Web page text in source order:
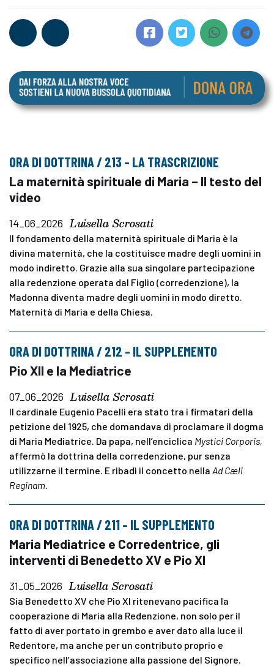
ORA DI DOTTRINA / 213 – LA TRASCRIZIONE
La maternità spirituale di Maria – Il testo del
video
14_06_2026 Luisella Scrosati
Il fondamento della maternità spirituale di Maria è la
divina maternità, che la costituisce madre degli uomini in
modo indiretto. Grazie alla sua singolare partecipazione
alla redenzione operata dal Figlio (corredenzione), la
Madonna diventa madre degli uomini in modo diretto.
Maternità di Maria e della Chiesa.
ORA DI DOTTRINA / 212 – IL SUPPLEMENTO
Pio XII e la Mediatrice
07_06_2026 Luisella Scrosati
Il cardinale Eugenio Pacelli era stato tra i firmatari della
petizione del 1925, che domandava di proclamare il dogma
di Maria Mediatrice. Da papa, nell’enciclica Mystici Corporis,
affermò la dottrina della corredenzione, pur senza
utilizzarne il termine. E ribadì il concetto nella Ad Cæli
Reginam.
ORA DI DOTTRINA / 211 – IL SUPPLEMENTO
Maria Mediatrice e Corredentrice, gli
interventi di Benedetto XV e Pio XI
31_05_2026 Luisella Scrosati
Sia Benedetto XV che Pio XI ritenevano pacifica la
cooperazione di Maria alla Redenzione, non solo per il
fatto di aver portato in grembo e aver dato alla luce il
Redentore, ma anche per un contributo proprio e
specifico nell’associazione alla passione del Signore.